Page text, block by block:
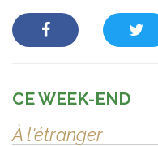
CE WEEK-END
À l'étranger